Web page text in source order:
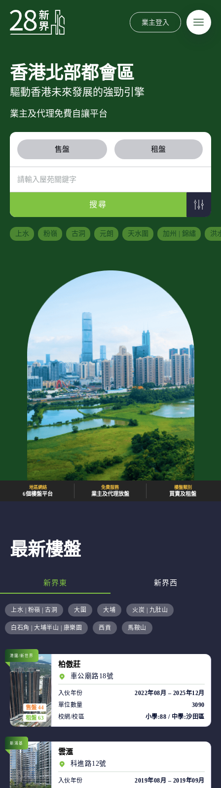
業主登入
香港北部都會區
驅動香港未來發展的強勁引擎
業主及代理免費自讓平台
售盤 租盤
搜尋
上水 粉嶺 古洞 元朗 天水圍 加州 | 錦繡 洪
地區網絡
6個樓盤平台
免費服務
業主及代理放盤
樓盤類別
買賣及租盤
最新樓盤
新界東 新界西
上水 | 粉嶺 | 古洞 大圍 大埔 火炭 | 九肚山
白石角 | 大埔半山 | 康樂園 西貢 馬鞍山
售盤 44
租盤 63
港鐵/新世界
柏傲莊
車公廟路18號
入伙年份
2022年08月 – 2025年12月
單位數量
3090
校網/校區
小學:88 / 中學:沙田區
新鴻基
雲滙
科進路12號
入伙年份
2019年08月 – 2019年09月